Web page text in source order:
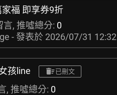
福 即享券9折
言, 推噓總分: 0
- 發表於 2026/07/31 12:32
孩line 已刪文
, 推噓總分: 0